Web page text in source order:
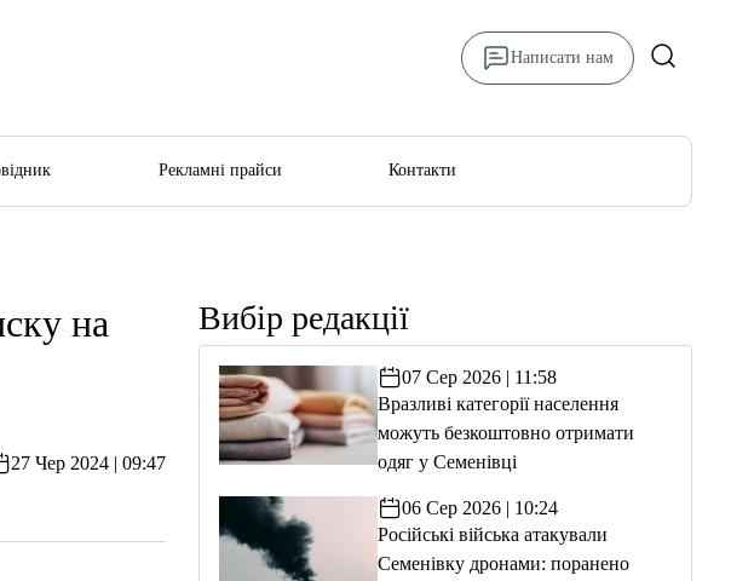
Написати нам
Рекламні прайси Контакти
на
27 Чер 2024 | 09:47
Вибір редакції
07 Сер 2026 | 11:58
Вразливі категорії населення
можуть безкоштовно отримати
одяг у Семенівці
06 Сер 2026 | 10:24
Російські війська атакували
Семенівку дронами: поранено